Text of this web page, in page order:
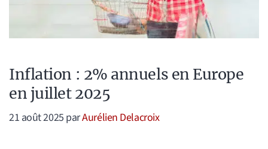
Inflation : 2% annuels en Europe
en juillet 2025
21 août 2025 parAurélien Delacroix